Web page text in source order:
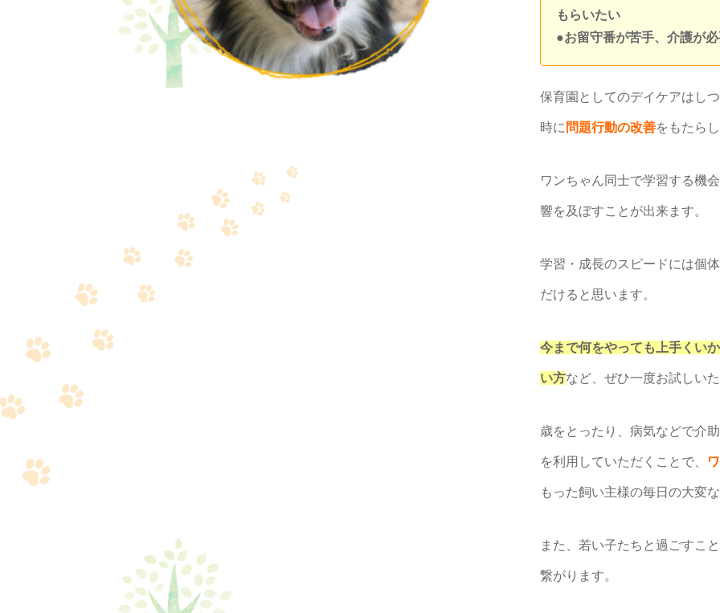
もらいたい
●お留守番が苦手、介護が
保育園としてのデイケアはし
時に 問題行動の改善をもたら
ワンちゃん同士で学習する機
響を及ぼすことが出来ます。
学習・成長のスピードには個
だけると思います。
今まで何をやっても上手くい
い方など、ぜひ一度お試しい
歳をとったり、病気などで介
を利用していただくことで、
もった飼い主様の毎日の大変
また、若い子たちと過ごすこ
繋がります。